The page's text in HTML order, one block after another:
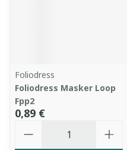
Foliodress
Foliodress Masker Loop
Fpp2
0,89 €